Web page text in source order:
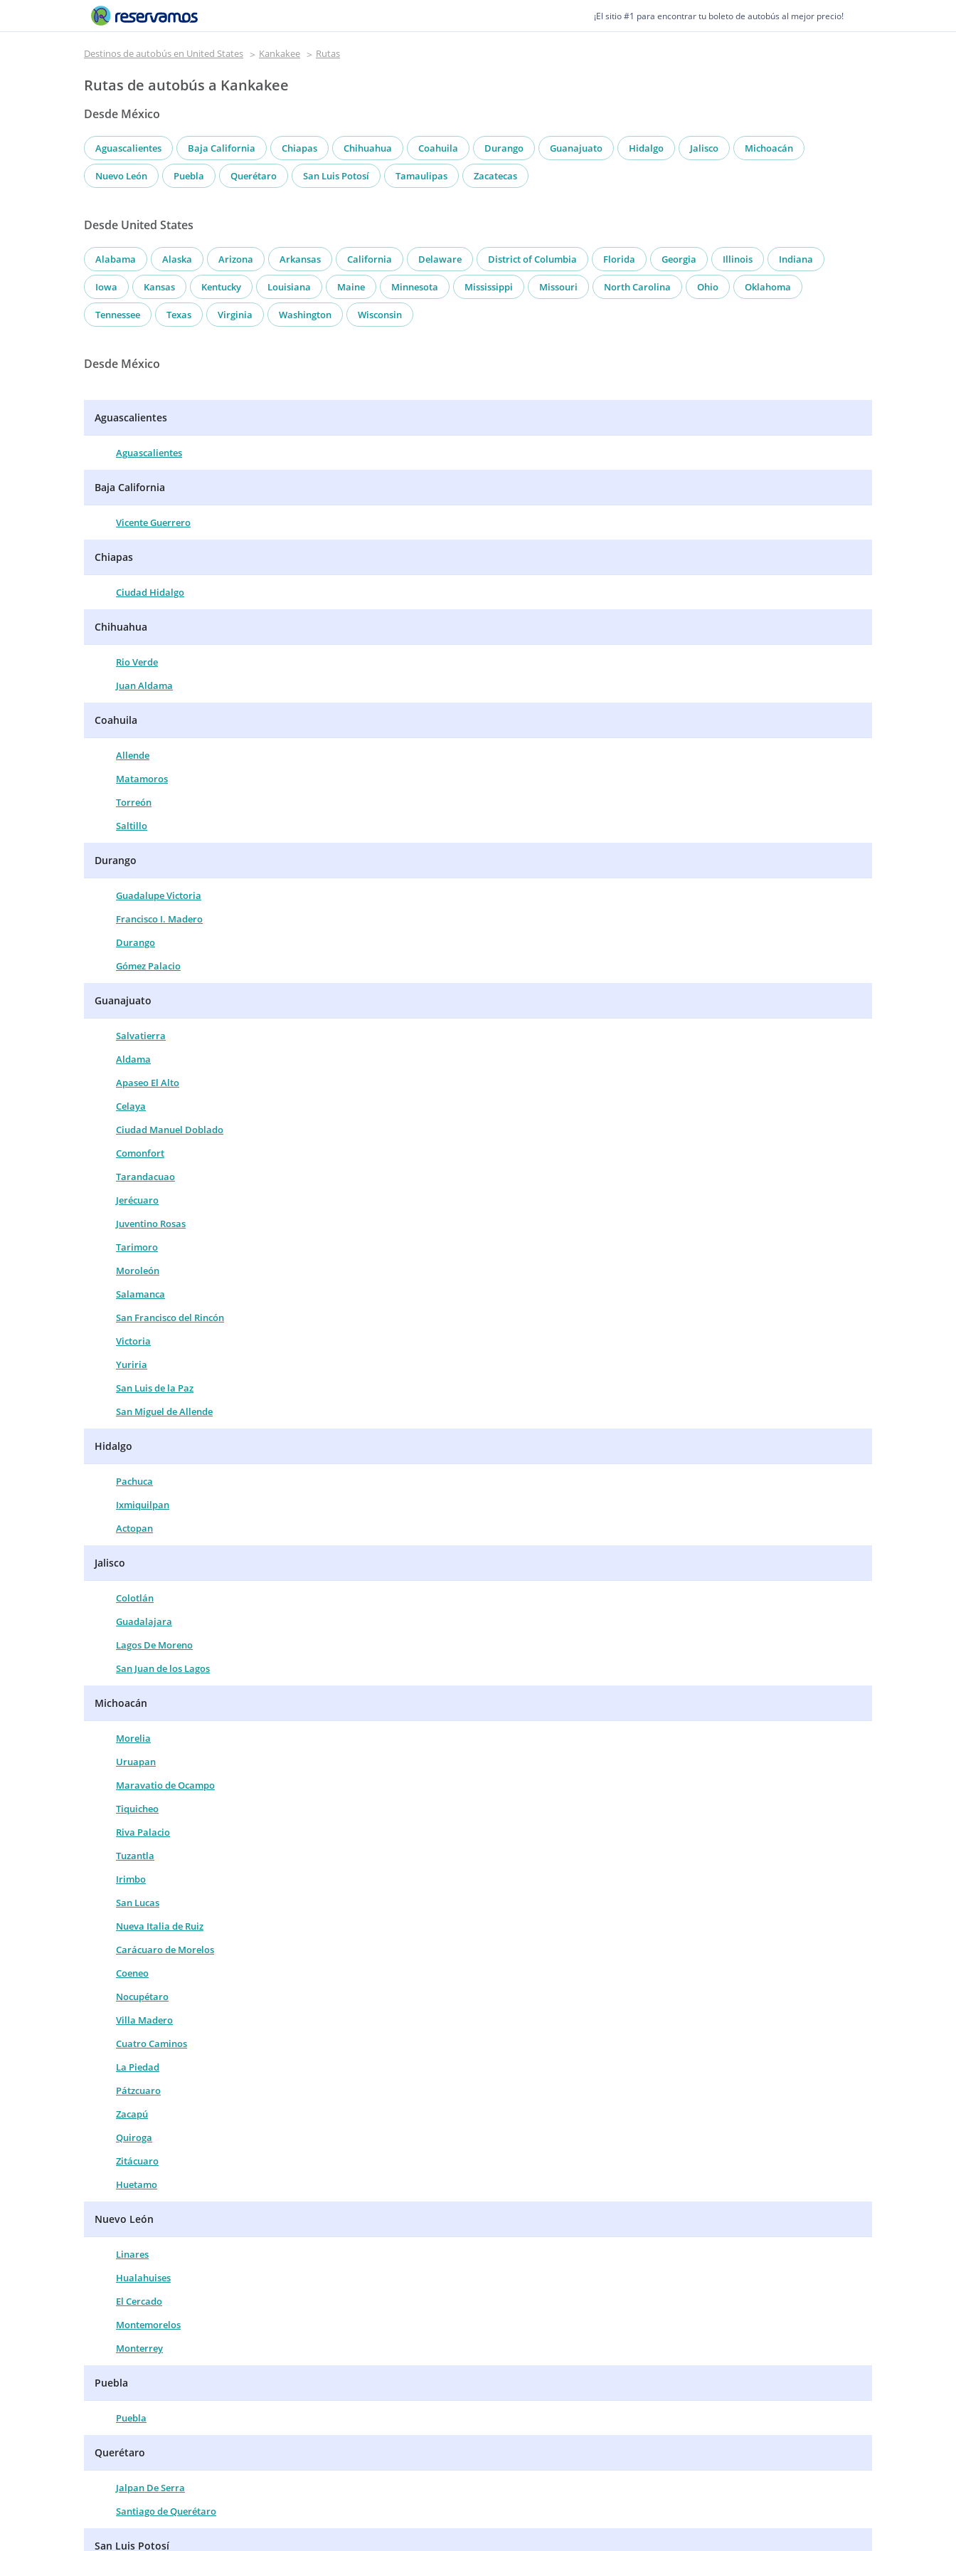
¡El sitio #1 para encontrar tu boleto de autobús al mejor precio!
Destinos de autobús en United States Kankakee Rutas
Rutas de autobús a Kankakee
Desde México
Aguascalientes Baja California Chiapas Chihuahua Coahuila Durango Guanajuato Hidalgo Jalisco Michoacán
Nuevo León Puebla Querétaro San Luis Potosí Tamaulipas Zacatecas
Desde United States
Alabama Alaska Arizona Arkansas California Delaware District of Columbia Florida Georgia Illinois Indiana
Iowa Kansas Kentucky Louisiana Maine Minnesota Mississippi Missouri North Carolina Ohio Oklahoma
Tennessee Texas Virginia Washington Wisconsin
Desde México
Aguascalientes
Aguascalientes
Baja California
Vicente Guerrero
Chiapas
Ciudad Hidalgo
Chihuahua
Rio Verde
Juan Aldama
Coahuila
Allende
Matamoros
Torreón
Saltillo
Durango
Guadalupe Victoria
Francisco I. Madero
Durango
Gómez Palacio
Guanajuato
Salvatierra
Aldama
Apaseo El Alto
Celaya
Ciudad Manuel Doblado
Comonfort
Tarandacuao
Jerécuaro
Juventino Rosas
Tarimoro
Moroleón
Salamanca
San Francisco del Rincón
Victoria
Yuriria
San Luis de la Paz
San Miguel de Allende
Hidalgo
Pachuca
Ixmiquilpan
Actopan
Jalisco
Colotlán
Guadalajara
Lagos De Moreno
San Juan de los Lagos
Michoacán
Morelia
Uruapan
Maravatio de Ocampo
Tiquicheo
Riva Palacio
Tuzantla
Irimbo
San Lucas
Nueva Italia de Ruiz
Carácuaro de Morelos
Coeneo
Nocupétaro
Villa Madero
Cuatro Caminos
La Piedad
Pátzcuaro
Zacapú
Quiroga
Zitácuaro
Huetamo
Nuevo León
Linares
Hualahuises
El Cercado
Montemorelos
Monterrey
Puebla
Puebla
Querétaro
Jalpan De Serra
Santiago de Querétaro
San Luis Potosí